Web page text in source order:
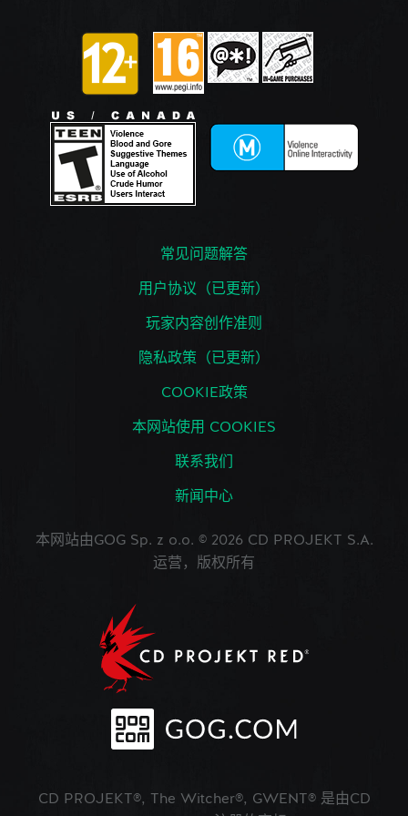
常见问题解答
用户协议（已更新）
玩家内容创作准则
隐私政策（已更新）
COOKIE政策
本网站使用 COOKIES
联系我们
新闻中心
本网站由GOG Sp. z o.o. © 2026 CD PROJEKT S.A.
运营，版权所有
CD PROJEKT®, The Witcher®, GWENT® 是由CD